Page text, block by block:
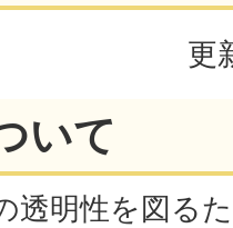
更
いて
透明性を図る